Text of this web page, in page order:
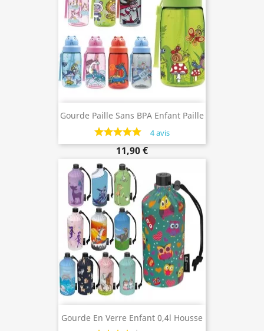
Gourde Paille Sans BPA Enfant Paille
450ml En Tritan
4 avis
11,90 €
Gourde En Verre Enfant 0,4l Housse